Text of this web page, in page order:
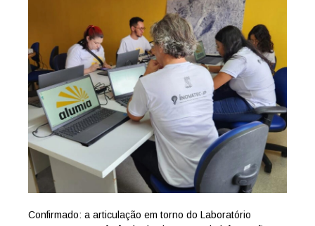
Confirmado: a articulação em torno do Laboratório